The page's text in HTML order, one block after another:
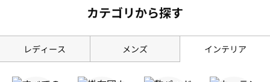
カテゴリから探す
レディース メンズ インテリア